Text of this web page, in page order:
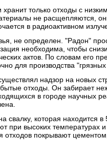
только отходы с
не расщепляются,
в радиоактивном
не определен. "Радон"
необходима, чтобы
актов. По словам его
для производства
надзор на новых
отходы. Он забирает
в городе научных
свалку, которая находится
при высоких температурах
покрывают